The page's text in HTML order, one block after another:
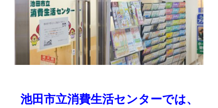
池田市立消費生活センターでは、